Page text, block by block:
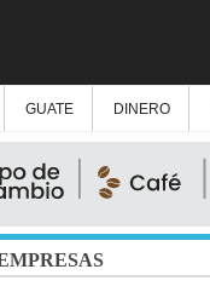
GUATE DINERO